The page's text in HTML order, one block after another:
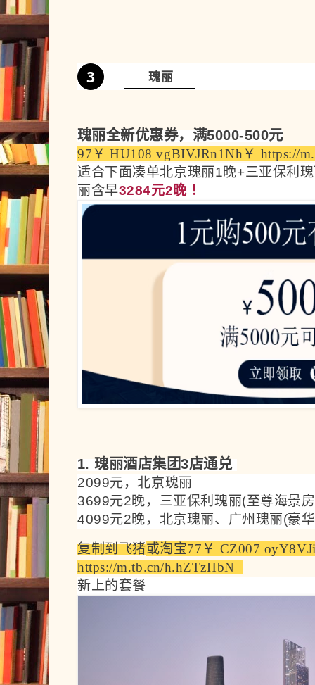
3 瑰丽
瑰丽全新优惠券， 满5000-500元
97￥ HU108 vgBIVJRn1Nh￥ https://
适合下面凑单北京瑰丽1晚+三亚保利
丽含早3284元2晚！
1. 瑰丽酒店集团3店通兑
2099元，北京瑰丽
3699元2晚，三亚保利瑰丽(至尊海景
4099元2晚，北京瑰丽、广州瑰丽(豪
复制到飞猪或淘宝77￥ CZ007
https://m.tb.cn/h.hZTzHbN
新上的套餐